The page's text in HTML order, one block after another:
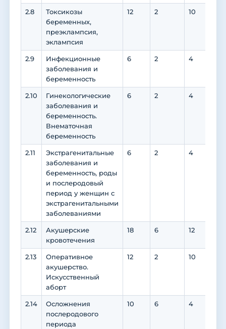
2.8
Токсикозы
беременных,
преэклампсия,
эклампсия
12 2 10
2.9
Инфекционные
заболевания и
беременность
6 2 4
2.10
Гинекологические
заболевания и
беременность.
Внематочная
беременность
6 2 4
2.11
Экстрагенитальные
заболевания и
беременность, роды
и послеродовый
период у женщин с
экстрагенитальными
заболеваниями
6 2 4
2.12
Акушерские
кровотечения
18 6 12
2.13
Оперативное
акушерство.
Искусственный
аборт
12 2 10
2.14
Осложнения
послеродового
периода
10 6 4